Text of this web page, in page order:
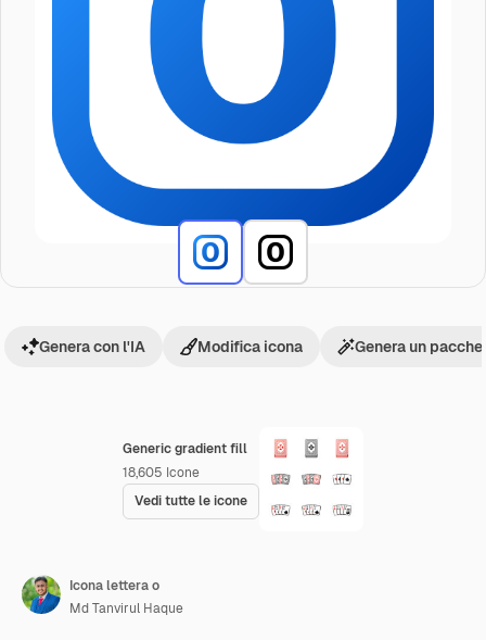
Generic gradient fill
18,605 Icone
Vedi tutte le icone
Genera con l'IA Modifica icona Genera un
Icona lettera o
Md Tanvirul Haque